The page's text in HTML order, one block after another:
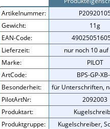
Artikelnummer:
Gewicht:
11g
EAN-Code:
Lieferzeit:
nur noch 10 auf
Marke:
PILOT
ArtCode:
BPS-GP-
Besonderheit:
für Unterschriften,
PilotArtNr:
2092003
Produktart:
Produktgruppe:
Kugelschreiber,